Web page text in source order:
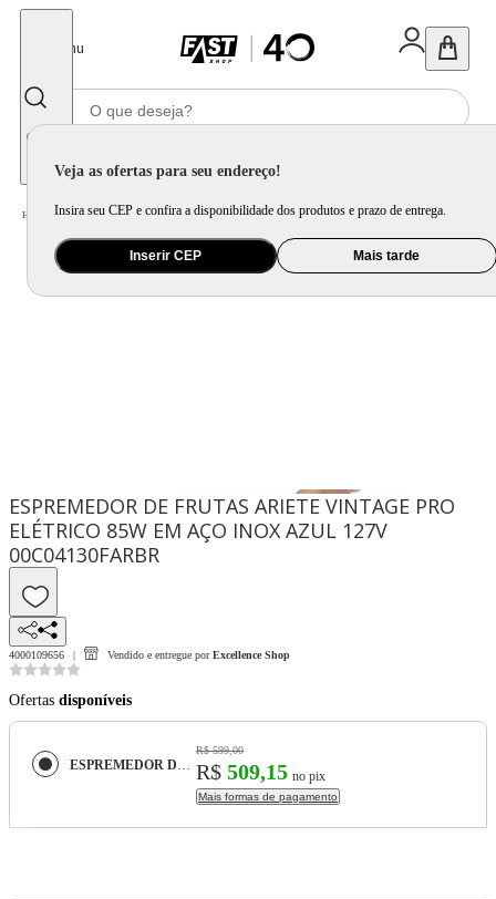
Menu
Veja as ofertas para seu endereço!
Insira seu CEP e confira a disponibilidade dos produtos e prazo de entrega.
Inserir CEP Mais tarde
Home Eletroportátil / Máquina de Café e Preparação de Bebida / Espremedor de Citrus e Centrifuga
ESPREMEDOR DE FRUTAS ARIETE VINTAGE PRO
ELÉTRICO 85W EM AÇO INOX AZUL 127V
00C04130FARBR
4000109656 Vendido e entregue por Excellence Shop
Ofertas disponíveis
ESPREMEDOR DE FRUTAS ARIETE VINTAGE PRO ELÉTRICO 85W EM AÇO INOX AZUL 127V 00C04130FARBR
R$ 599,00
R$ 509,15 no pix
Mais formas de pagamento